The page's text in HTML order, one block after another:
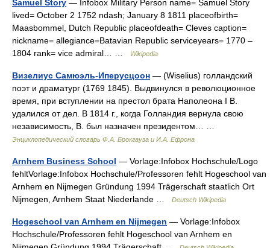
Samuel Story — Infobox Military Person name= Samuel Story
lived= October 2 1752 ndash; January 8 1811 placeofbirth=
Maasbommel, Dutch Republic placeofdeath= Cleves caption=
nickname= allegiance=Batavian Republic serviceyears= 1770 –
1804 rank= vice admiral… …
Wikipedia
Визелиус Самюэль-Иперусцоон — (Wiselius) голландский
поэт и драматург (1769 1845). Выдвинулся в революционное
время, при вступлении на престол брата Наполеона I В.
удалился от дел. В 1814 г., когда Голландия вернула свою
независимость, В. был назначен президентом… …
Энциклопедический словарь Ф.А. Брокгауза и И.А. Ефрона
Arnhem Business School — Vorlage:Infobox Hochschule/Logo
fehltVorlage:Infobox Hochschule/Professoren fehlt Hogeschool van
Arnhem en Nijmegen Gründung 1994 Trägerschaft staatlich Ort
Nijmegen, Arnhem Staat Niederlande …
Deutsch Wikipedia
Hogeschool van Arnhem en Nijmegen — Vorlage:Infobox
Hochschule/Professoren fehlt Hogeschool van Arnhem en